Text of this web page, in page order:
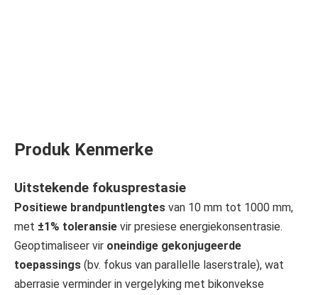
Produk Kenmerke
Uitstekende fokusprestasie
Positiewe brandpuntlengtes van 10 mm tot 1000 mm,
met ±1% toleransie vir presiese energiekonsentrasie.
Geoptimaliseer vir oneindige gekonjugeerde
toepassings (bv. fokus van parallelle laserstrale), wat
aberrasie verminder in vergelyking met bikonvekse